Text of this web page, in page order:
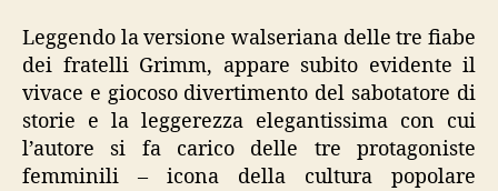
Leggendo la versione walseriana delle tre fiabe
dei fratelli Grimm, appare subito evidente il
vivace e giocoso divertimento del sabotatore di
storie e la leggerezza elegantissima con cui
l’autore si fa carico delle tre protagoniste
femminili – icona della cultura popolare